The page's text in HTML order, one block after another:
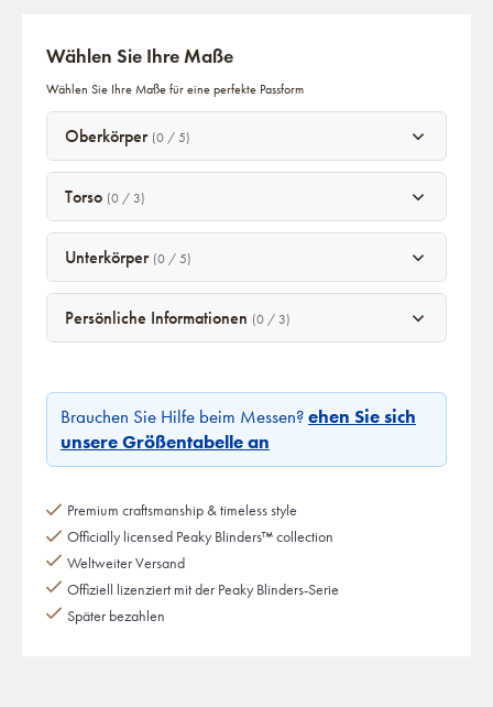
Wählen Sie Ihre Maße
Wählen Sie Ihre Maße für eine perfekte Passform
Oberkörper (0 / 5)
Torso (0 / 3)
Unterkörper (0 / 5)
Persönliche Informationen (0 / 3)
Brauchen Sie Hilfe beim Messen? ehen Sie sich
unsere Größentabelle an
Premium craftsmanship & timeless style
Officially licensed Peaky Blinders™ collection
Weltweiter Versand
Offiziell lizenziert mit der Peaky Blinders-Serie
Später bezahlen